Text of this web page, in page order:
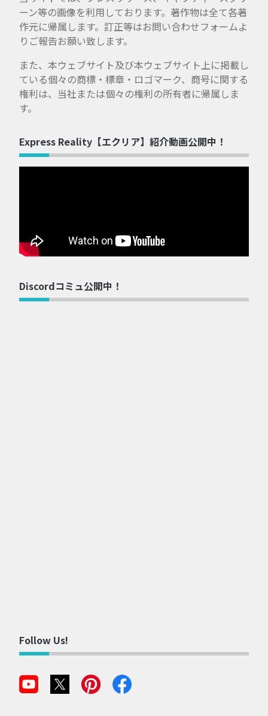
ーン等の画像を利用しております。著作物は全て各著
作元に帰属します。訂正等はお問い合わせフォームよ
りご報告お願い致します。
また、本ウェブサイト及び本ウェブサイト上に掲載し
ている個々の商標・標章・ロゴマーク、商号に関する
権利は、当社または個々の権利の所有者に帰属しま
す。
Express Reality【エクリア】紹介動画公開中！
Discordコミュ公開中！
Follow Us!